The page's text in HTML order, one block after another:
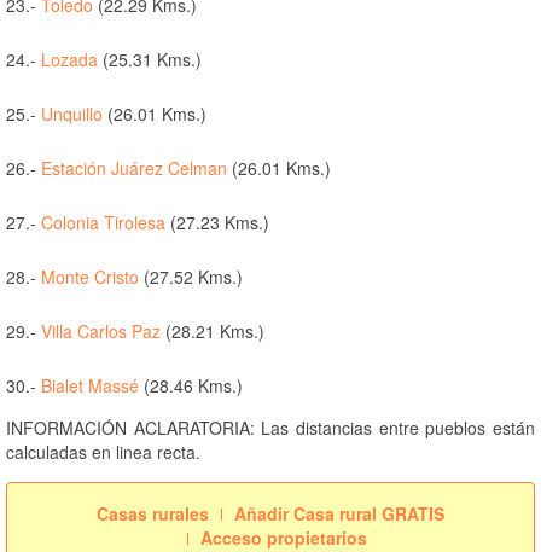
23.- Toledo (22.29 Kms.)
24.- Lozada (25.31 Kms.)
25.- Unquillo (26.01 Kms.)
26.- Estación Juárez Celman (26.01 Kms.)
27.- Colonia Tirolesa (27.23 Kms.)
28.- Monte Cristo (27.52 Kms.)
29.- Villa Carlos Paz (28.21 Kms.)
30.- Bialet Massé (28.46 Kms.)
INFORMACIÓN ACLARATORIA: Las distancias entre pueblos están
calculadas en linea recta.
Casas rurales
Añadir Casa rural GRATIS
Acceso propietarios